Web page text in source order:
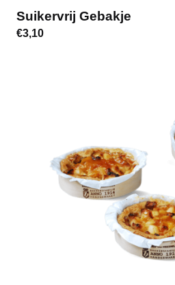
Suikervrij Gebakje
€3,10